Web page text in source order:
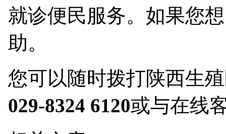
就诊便民服务。如果您
助。
您可以随时拨打陕西生
029-8324 6120或与在线